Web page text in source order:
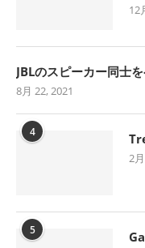
12
JBLのスピーカー同士
8月 22, 2021
4
2
5